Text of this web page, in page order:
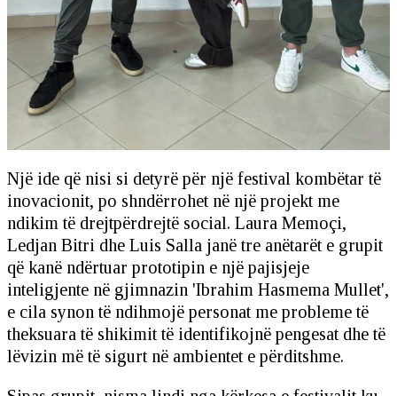
Një ide që nisi si detyrë për një festival kombëtar të
inovacionit, po shndërrohet në një projekt me
ndikim të drejtpërdrejtë social. Laura Memoçi,
Ledjan Bitri dhe Luis Salla janë tre anëtarët e grupit
që kanë ndërtuar prototipin e një pajisjeje
inteligjente në gjimnazin 'Ibrahim Hasmema Mullet',
e cila synon të ndihmojë personat me probleme të
theksuara të shikimit të identifikojnë pengesat dhe të
lëvizin më të sigurt në ambientet e përditshme.